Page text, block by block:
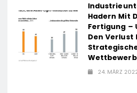
Hadern Mit
Fertigung –
Den Verlust
24. MÄRZ